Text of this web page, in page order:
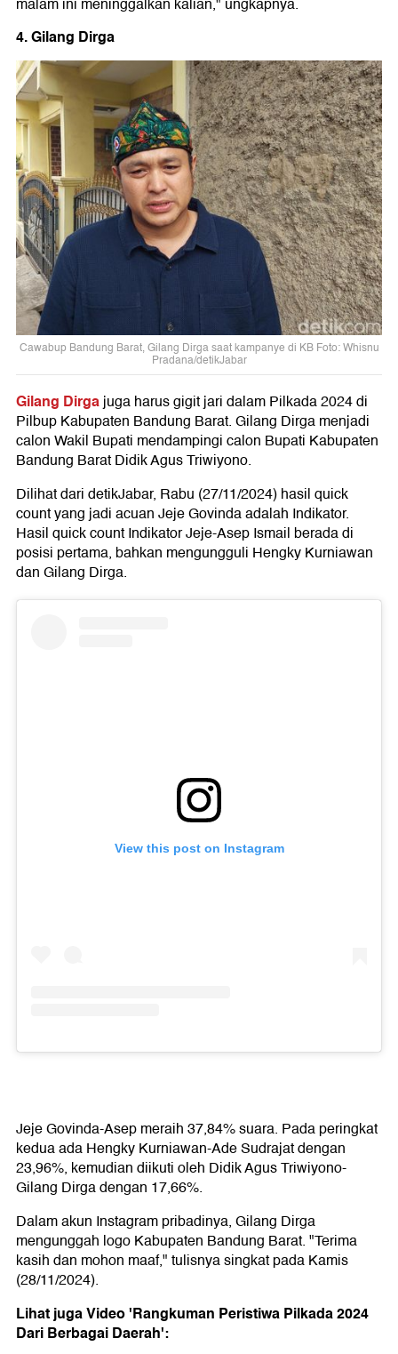
malam ini meninggalkan kalian," ungkapnya.
4. Gilang Dirga
Cawabup Bandung Barat, Gilang Dirga saat kampanye di KB Foto: Whisnu
Pradana/detikJabar
Gilang Dirgajuga harus gigit jari dalam Pilkada 2024 di
Pilbup Kabupaten Bandung Barat. Gilang Dirga menjadi
calon Wakil Bupati mendampingi calon Bupati Kabupaten
Bandung Barat Didik Agus Triwiyono.
Dilihat dari detikJabar, Rabu (27/11/2024) hasil quick
count yang jadi acuan Jeje Govinda adalah Indikator.
Hasil quick count Indikator Jeje-Asep Ismail berada di
posisi pertama, bahkan mengungguli Hengky Kurniawan
dan Gilang Dirga.
View this post on Instagram
Jeje Govinda-Asep meraih 37,84% suara. Pada peringkat
kedua ada Hengky Kurniawan-Ade Sudrajat dengan
23,96%, kemudian diikuti oleh Didik Agus Triwiyono-
Gilang Dirga dengan 17,66%.
Dalam akun Instagram pribadinya, Gilang Dirga
mengunggah logo Kabupaten Bandung Barat. "Terima
kasih dan mohon maaf," tulisnya singkat pada Kamis
(28/11/2024).
Lihat juga Video 'Rangkuman Peristiwa Pilkada 2024
Dari Berbagai Daerah':